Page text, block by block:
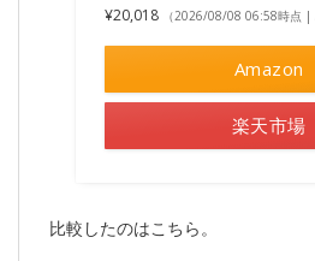
¥20,018
（2026/08/08 06:58時点 |
Amazon
楽天市場
比較したのはこちら。